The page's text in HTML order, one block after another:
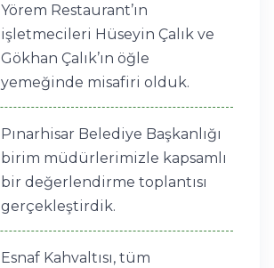
Yörem Restaurant’ın
işletmecileri Hüseyin Çalık ve
Gökhan Çalık’ın öğle
yemeğinde misafiri olduk.
Pınarhisar Belediye Başkanlığı
birim müdürlerimizle kapsamlı
bir değerlendirme toplantısı
gerçekleştirdik.
Esnaf Kahvaltısı, tüm